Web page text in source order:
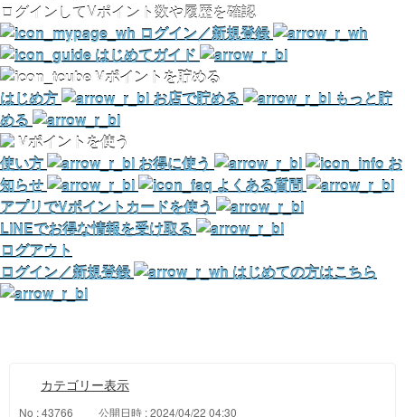
ログインしてVポイント数や履歴を確認
ログイン／新規登録
はじめてガイド
Vポイントを貯める
はじめ方
お店で貯める
もっと貯
める
Vポイントを使う
使い方
お得に使う
お
知らせ
よくある質問
アプリでVポイントカードを使う
LINEでお得な情報を受け取る
ログアウト
ログイン／新規登録
はじめての方はこちら
カテゴリー表示
No : 43766 公開日時 : 2024/04/22 04:30